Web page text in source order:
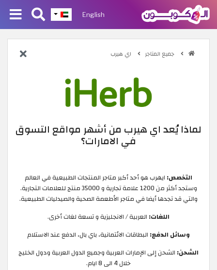
English
جميع المتاجر اي هيرب
لماذا يُعد اي هيرب من أشهر مواقع التسوق
في الامارات؟
التخصص: ايهرب هو أحد أكبر متاجر المنتجات الطبيعية في العالم
وستجد أكثر من 1200 علامة تجارية و 35000 منتج للعلامات التجارية.
والتي قد تجدها أيضا في متاجر الأطعمة الصحية والصيدليات الطبيعية.
اللغات: العربية / الانجليزية و تسعة لغات أخرى.
وسائل الدفع: البطاقات الائتمانية، باي بال، الدفع عند الاستلام
الشحن: الشحن إلى الإمارات العربية وجميع الدول العربية ودول الخليج
خلال 4 الى 8 ايام.